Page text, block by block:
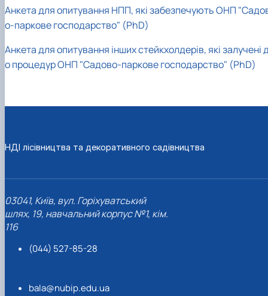
Анкета для опитування НПП, які забезпечують ОНП
о-паркове господарство" (PhD)
Анкета для опитування інших стейкхолдерів, які залучені
о процедур ОНП "Садово-паркове господарство" (PhD)
НДІ лісівництва та декоративного садівництва
03041, Київ, вул. Горіхуватський
шлях, 19, навчальний корпус №1, кім.
116
(044) 527-85-28
bala@nubip.edu.ua